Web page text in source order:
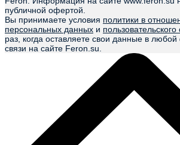
публичной офертой.
Вы принимаете условия политики в
персональных данных и
раз, когда оставляете свои данные в
связи на сайте Feron.su.